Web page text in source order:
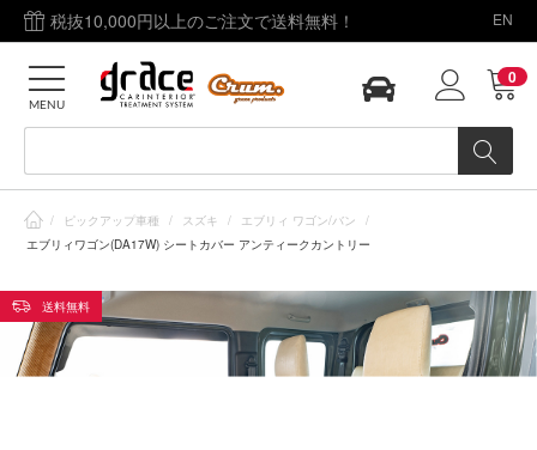
税抜10,000円以上のご注文で送料無料！ EN
0
MENU
/ ピックアップ車種 / スズキ / エブリィ ワゴン/バン
/
エブリィワゴン(DA17W) シートカバー アンティークカントリー
送料無料